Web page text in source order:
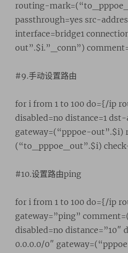
routing-
passthrough=yes src-
interface=bridge1
out”.$i.”_conn”)
#9.手动设置路由
for i from 1 to 100 do={/ip
disabled=no distance=1
gateway=(“pppoe-out”.$i)
(“to_pppoe_out”.$i)
#10.设置路由ping
for i from 1 to 100 do={/ip
gateway=”ping”
disabled=no distance=”10″
0.0.0.0/0″